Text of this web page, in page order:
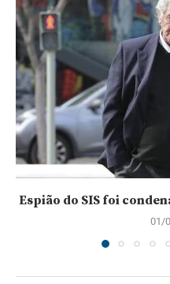
Espião do SIS foi
01/